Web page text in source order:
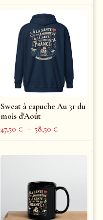
Sweat à capuche Au 31 du
mois d'Août
47,50€ – 58,50€